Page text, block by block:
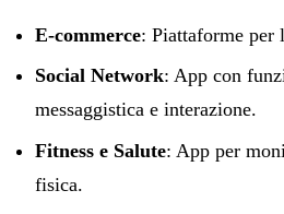
E-commerce: Piattaforme per
Social Network: App con
messaggistica e interazione.
Fitness e Salute: App per
fisica.